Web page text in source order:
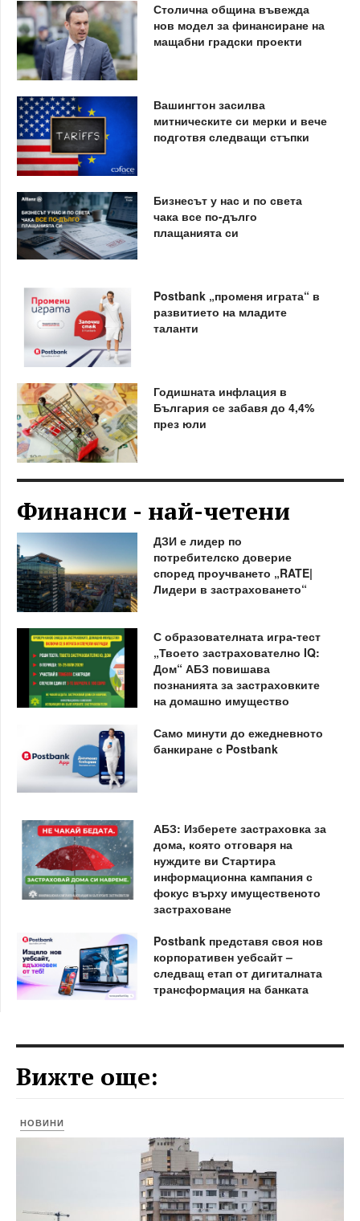
Столична община въвежда
нов модел за финансиране на
мащабни градски проекти
Вашингтон засилва
митническите си мерки и вече
подготвя следващи стъпки
Бизнесът у нас и по света
чака все по-дълго
плащанията си
Postbank „променя играта“ в
развитието на младите
таланти
Годишната инфлация в
България се забавя до 4,4%
през юли
Финанси - най-четени
ДЗИ е лидер по
потребителско доверие
според проучването „RATE|
Лидери в застраховането“
С образователната игра-тест
„Твоето застрахователно IQ:
Дом“ АБЗ повишава
познанията за застраховките
на домашно имущество
Само минути до ежедневното
банкиране с Postbank
АБЗ: Изберете застраховка за
дома, която отговаря на
нуждите ви Стартира
информационна кампания с
фокус върху имущественото
застраховане
Postbank представя своя нов
корпоративен уебсайт –
следващ етап от дигиталната
трансформация на банката
Вижте още:
НОВИНИ